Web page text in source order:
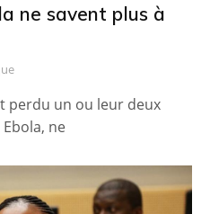
ne savent plus à
perdu un ou leur deux
ne